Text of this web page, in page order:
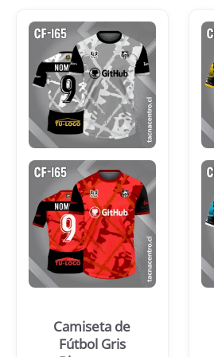
Camiseta de
Fútbol Gris